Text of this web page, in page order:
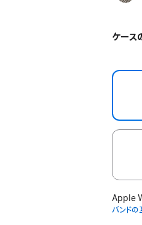
チ
ラ
ケース
Apple
バンドの